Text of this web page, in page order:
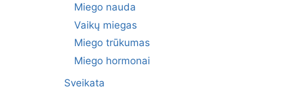
Miego nauda
Vaikų miegas
Miego trūkumas
Miego hormonai
Sveikata